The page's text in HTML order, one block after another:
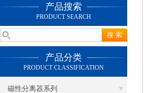
产品搜索
PRODUCT SEARCH
产品分类
PRODUCT CLASSIFICATION
磁性分离器系列